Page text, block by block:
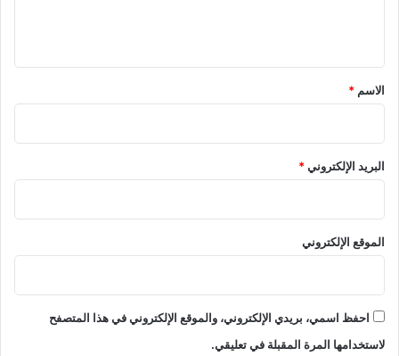
*
الاسم *
البريد الإلكتروني*
الموقع الإلكتروني
احفظ اسمي، بريدي الإلكتروني، والموقع الإلكتروني في هذا المتصفح
لاستخدامها المرة المقبلة في تعليقي.